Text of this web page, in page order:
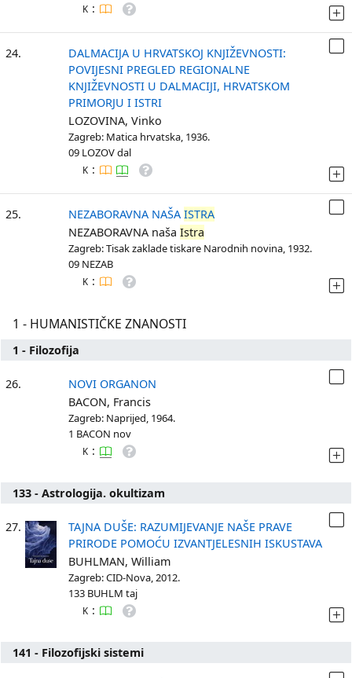
K :
24.
DALMACIJA U HRVATSKOJ KNJIŽEVNOSTI:
POVIJESNI PREGLED REGIONALNE
KNJIŽEVNOSTI U DALMACIJI, HRVATSKOM
PRIMORJU I ISTRI
LOZOVINA, Vinko
Zagreb: Matica hrvatska, 1936.
09 LOZOV dal
K :
25. NEZABORAVNA NAŠA ISTRA
NEZABORAVNA naša Istra
Zagreb: Tisak zaklade tiskare Narodnih novina, 1932.
09 NEZAB
K :
1 - HUMANISTIČKE ZNANOSTI
1 - Filozofija
26.
NOVI ORGANON
BACON, Francis
Zagreb: Naprijed, 1964.
1 BACON nov
K :
133 - Astrologija. okultizam
27.
TAJNA DUŠE: RAZUMIJEVANJE NAŠE PRAVE
PRIRODE POMOĆU IZVANTJELESNIH ISKUSTAVA
BUHLMAN, William
Zagreb: CID-Nova, 2012.
133 BUHLM taj
K :
141 - Filozofijski sistemi